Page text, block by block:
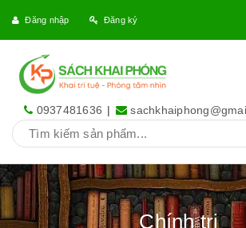
Đăng nhập Đăng ký
0937481636 |
Chính trị